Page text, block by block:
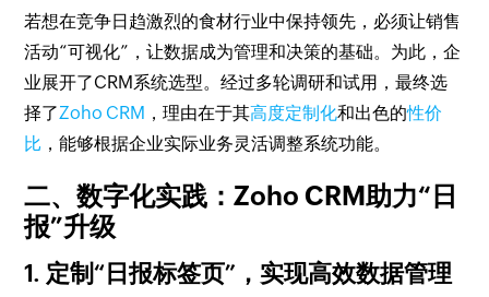
若想在竞争日趋激烈的食材行业中保持领先，必须让销售
活动“可视化”，让数据成为管理和决策的基础。为此，企
业展开了CRM系统选型。经过多轮调研和试用，最终选
择了Zoho CRM ，理由在于其高度定制化和出色的性价
比 ，能够根据企业实际业务灵活调整系统功能。
二、数字化实践：Zoho CRM助力“日
报”升级
1. 定制“日报标签页”，实现高效数据管理